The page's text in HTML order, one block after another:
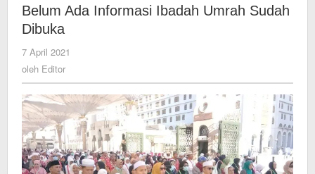
Ibadah
Belum Ada Informasi Ibadah Umrah Sudah
Dibuka
7 April 2021
oleh Editor